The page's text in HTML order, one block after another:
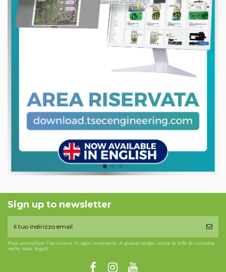
Sign up to newsletter
Puoi annullare l'iscrizione in ogni momenti. A questo scopo, cerca le info di contatto
nelle note legali.